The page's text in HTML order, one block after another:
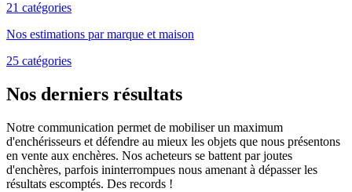
21 catégories
Nos estimations par marque et maison
25 catégories
Nos derniers résultats
Notre communication permet de mobiliser un maximum
d'enchérisseurs et défendre au mieux les objets que nous présentons
en vente aux enchères. Nos acheteurs se battent par joutes
d'enchères, parfois ininterrompues nous amenant à dépasser les
résultats escomptés. Des records !